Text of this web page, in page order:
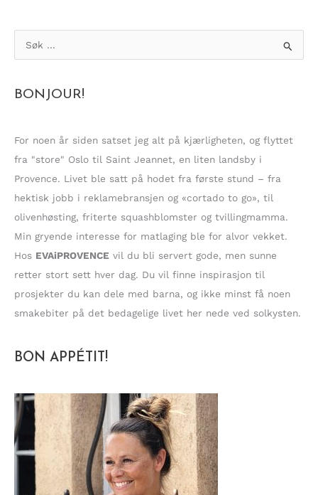
ø
e
e
:
BONJOUR!
For noen år siden satset jeg alt på kjærligheten, og flyttet
fra "store" Oslo til Saint Jeannet, en liten landsby i
Provence. Livet ble satt på hodet fra første stund – fra
hektisk jobb i reklamebransjen og «cortado to go», til
olivenhøsting, friterte squashblomster og tvillingmamma.
Min gryende interesse for matlaging ble for alvor vekket.
Hos EVAiPROVENCE vil du bli servert gode, men sunne
retter stort sett hver dag. Du vil finne inspirasjon til
prosjekter du kan dele med barna, og ikke minst få noen
smakebiter på det bedagelige livet her nede ved solkysten.
BON APPÉTIT!